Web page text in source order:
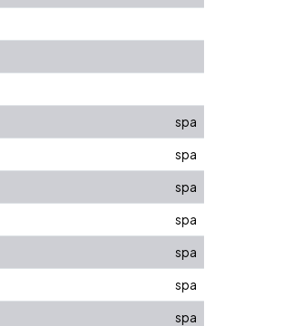
spa
spa
spa
spa
spa
spa
spa